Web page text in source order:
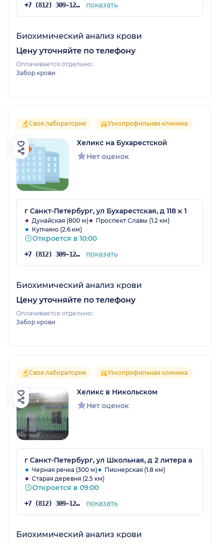
+7 (812) 309-12-21 показать
Биохимический анализ крови
Цену уточняйте по телефону
Оплачивается отдельно:
Забор крови
Своя лаборатория Узкопрофильная клиника
Хеликс на Бухарестской
Нет оценок
г Санкт-Петербург, ул Бухарестская, д 118 к 1
Дунайская (800 м)
Проспект Славы (1.2 км)
Купчино (2.6 км)
Откроется в 10:00
+7 (812) 309-12-21 показать
Биохимический анализ крови
Цену уточняйте по телефону
Оплачивается отдельно:
Забор крови
Своя лаборатория Узкопрофильная клиника
Хеликс в Никольском
Нет оценок
г Санкт-Петербург, ул Школьная, д 2 литера а
Черная речка (300 м)
Пионерская (1.8 км)
Старая деревня (2.5 км)
Откроется в 09:00
+7 (812) 309-12-21 показать
Биохимический анализ крови